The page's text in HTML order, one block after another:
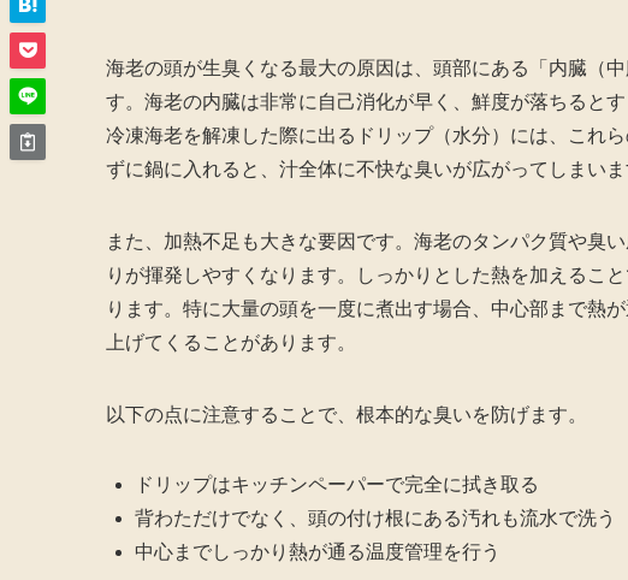
海老の頭が生臭くなる最大の原因は、頭部にある「内臓（
す。海老の内臓は非常に自己消化が早く、鮮度が落ちると
冷凍海老を解凍した際に出るドリップ（水分）には、これ
ずに鍋に入れると、汁全体に不快な臭いが広がってしまいま
また、加熱不足も大きな要因です。海老のタンパク質や臭
りが揮発しやすくなります。しっかりとした熱を加えるこ
ります。特に大量の頭を一度に煮出す場合、中心部まで熱
上げてくることがあります。
以下の点に注意することで、根本的な臭いを防げます。
ドリップはキッチンペーパーで完全に拭き取る
背わただけでなく、頭の付け根にある汚れも流水で洗う
中心までしっかり熱が通る温度管理を行う